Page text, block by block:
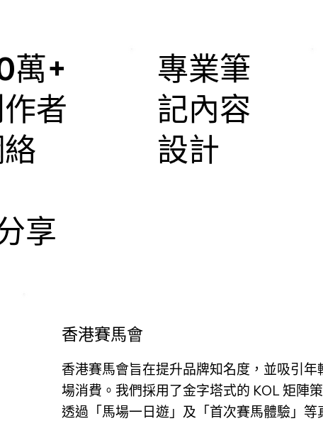
專業筆
記內容
設計
萬+
者
享
香港賽馬會
香港賽馬會旨在提升品牌知名度，並吸引
場消費。我們採用了金字塔式的 KOL 矩陣
透過「馬場一日遊」及「首次賽馬體驗」